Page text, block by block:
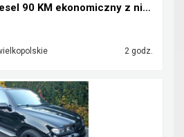
Hyundai ix20 1,4 diesel 90 KM ekonomiczny z niskim...
2 godz.